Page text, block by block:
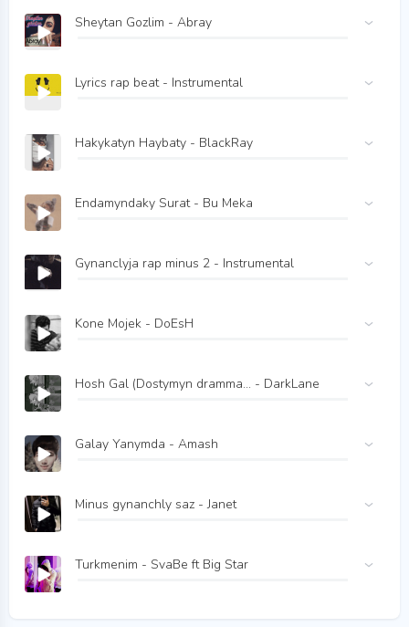
Sheytan Gozlim - Abray
Lyrics rap beat - Instrumental
Hakykatyn Haybaty - BlackRay
Endamyndaky Surat - Bu Meka
Gynanclyja rap minus 2 - Instrumental
Kone Mojek - DoEsH
Hosh Gal (Dostymyn dramma... - DarkLane
Galay Yanymda - Amash
Minus gynanchly saz - Janet
Turkmenim - SvaBe ft Big Star